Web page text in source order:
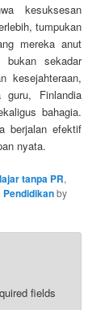
kesuksesan
tumpukan
mereka anut
bukan sekadar
kesejahteraan,
guru, Finlandia
bahagia.
berjalan efektif
nyata.
tanpa PR,
Pendidikanby
fields